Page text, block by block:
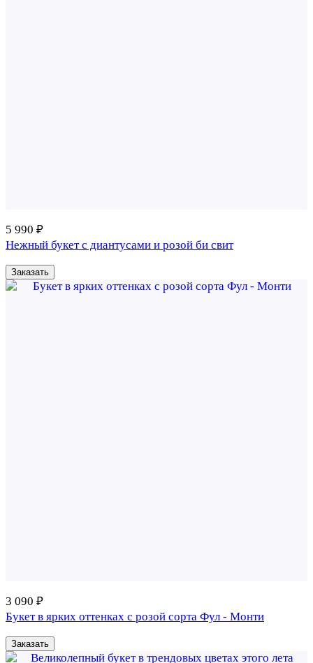
5 990 ₽
Нежный букет с диантусами и розой би свит
Заказать
3 090 ₽
Букет в ярких оттенках с розой сорта Фул - Монти
Заказать